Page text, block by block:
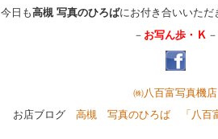
今日も高槻 写真のひろばにお付き合いいただ
－ お写ん歩・ Ｋ －
㈱八百富写真機店
お店ブログ 高槻 写真のひろば 「八百